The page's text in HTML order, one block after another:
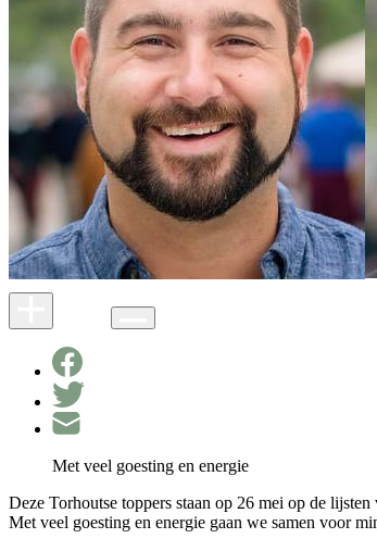
Met veel goesting en energie
Deze Torhoutse toppers staan op 26 mei op de lijsten
Met veel goesting en energie gaan we samen voor